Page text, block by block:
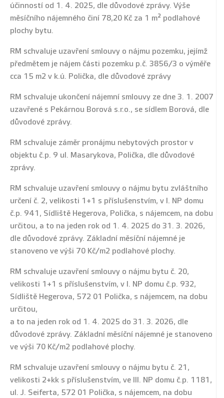
účinností od 1. 4. 2025, dle důvodové zprávy. Výše
měsíčního nájemného činí 78,20 Kč za 1 m² podlahové
plochy bytu.
RM schvaluje uzavření smlouvy o nájmu pozemku, jejímž
předmětem je nájem části pozemku p.č. 3856/3 o výměře
cca 15 m2 v k.ú. Polička, dle důvodové zprávy
RM schvaluje ukončení nájemní smlouvy ze dne 3. 1. 2007
uzavřené s Pekárnou Borová s.r.o., se sídlem Borová, dle
důvodové zprávy.
RM schvaluje záměr pronájmu nebytových prostor v
objektu č.p. 9 ul. Masarykova, Polička, dle důvodové
zprávy.
RM schvaluje uzavření smlouvy o nájmu bytu zvláštního
určení č. 2, velikosti 1+1 s příslušenstvím, v I. NP domu
č.p. 941, Sídliště Hegerova, Polička, s nájemcem, na dobu
určitou, a to na jeden rok od 1. 4. 2025 do 31. 3. 2026,
dle důvodové zprávy. Základní měsíční nájemné je
stanoveno ve výši 70 Kč/m2 podlahové plochy.
RM schvaluje uzavření smlouvy o nájmu bytu č. 20,
velikosti 1+1 s příslušenstvím, v I. NP domu č.p. 932,
Sídliště Hegerova, 572 01 Polička, s nájemcem, na dobu
určitou,
a to na jeden rok od 1. 4. 2025 do 31. 3. 2026, dle
důvodové zprávy. Základní měsíční nájemné je stanoveno
ve výši 70 Kč/m2 podlahové plochy.
RM schvaluje uzavření smlouvy o nájmu bytu č. 21,
velikosti 2+kk s příslušenstvím, ve III. NP domu č.p. 1181,
ul. J. Seiferta, 572 01 Polička, s nájemcem, na dobu